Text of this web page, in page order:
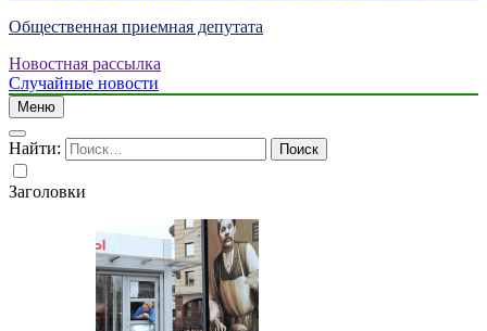
Общественная приемная депутата
Новостная рассылка
Случайные новости
Меню
Найти:
Заголовки